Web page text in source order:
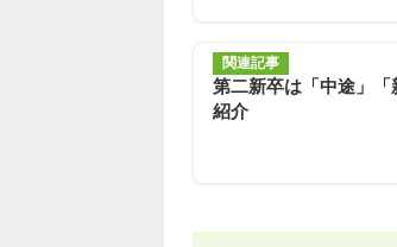
関連記事
第二新卒は「中途」
紹介